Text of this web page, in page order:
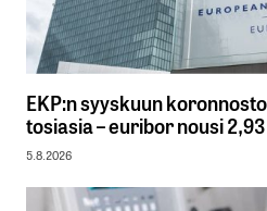
EKP:n syyskuun
tosiasia – euribor nousi
5.8.2026